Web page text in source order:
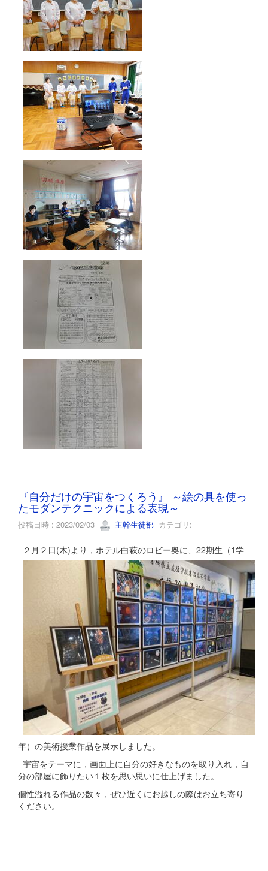
『自分だけの宇宙をつくろう』 ～絵の具を使っ
たモダンテクニックによる表現～
投稿日時 : 2023/02/03 主幹生徒部 カテゴリ:
２月２日(木)より，ホテル白萩のロビー奥に、22期生（1学
年）の美術授業作品を展示しました。
宇宙をテーマに，画面上に自分の好きなものを取り入れ，自
分の部屋に飾りたい１枚を思い思いに仕上げました。
個性溢れる作品の数々，ぜひ近くにお越しの際はお立ち寄り
ください。